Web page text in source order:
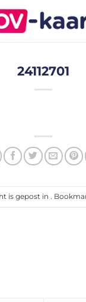
24112701
is gepost in .